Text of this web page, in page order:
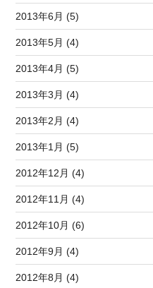
2013年6月 (5)
2013年5月 (4)
2013年4月 (5)
2013年3月 (4)
2013年2月 (4)
2013年1月 (5)
2012年12月 (4)
2012年11月 (4)
2012年10月 (6)
2012年9月 (4)
2012年8月 (4)